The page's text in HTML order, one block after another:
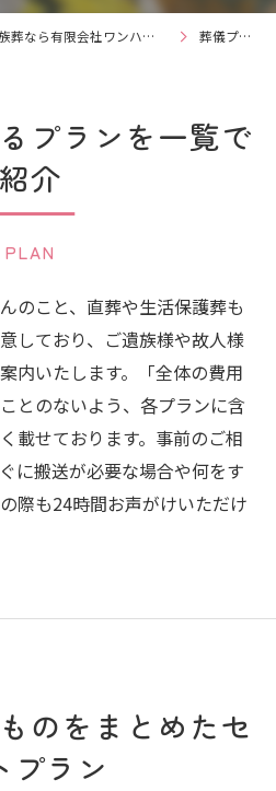
大阪府堺市北区の葬儀・家族葬なら有限会社ワンハートセレモニー 葬儀プラン
プランを一覧で
紹介
PLAN
のこと、直葬や生活保護葬も
しており、ご遺族様や故人様
内いたします。「全体の費用
とのないよう、各プランに含
載せております。事前のご相
に搬送が必要な場合や何をす
際も24時間お声がけいただけ
のをまとめたセ
プラン